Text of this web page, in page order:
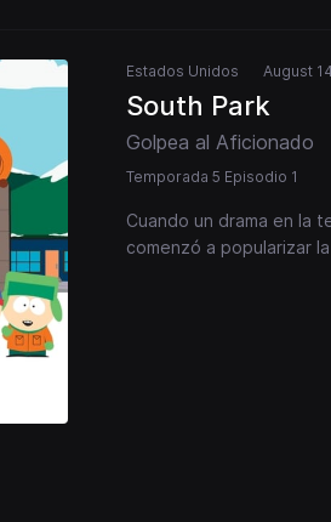
Estados Unidos August
South Park
Golpea al Aficionado
Temporada 5 Episodio 1
Cuando un drama en la
comenzó a popularizar